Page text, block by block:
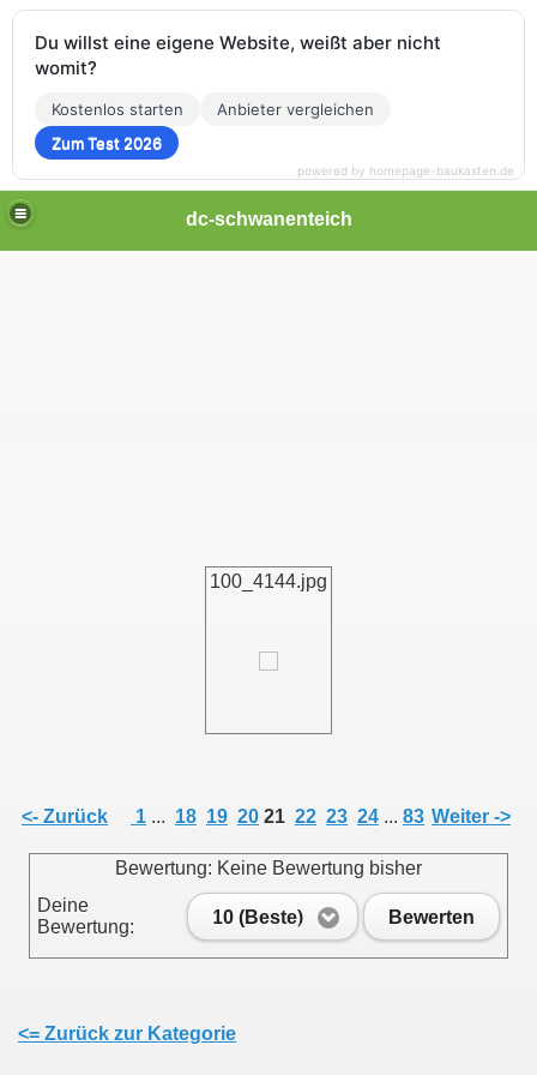
dc-schwanenteich
100_4144.jpg
<- Zurück 1 ... 18 19 20 21 22 23 24 ... 83 Weiter ->
Bewertung: Keine Bewertung bisher
Deine
Bewertung:
10 (Beste) Bewerten
<= Zurück zur Kategorie
Du willst eine eigene Website, weißt aber nicht
womit?
Kostenlos starten
Anbieter vergleichen
Zum Test 2026
powered by homepage-baukasten.de